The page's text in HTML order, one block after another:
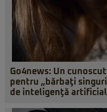
Go4news: Un
pentru „bărbaţi
de inteligenţă